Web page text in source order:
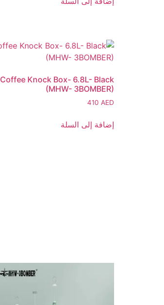
Coffee Knock Box- 6.8L- Black
(MHW- 3BOMBER)
410 AED
إضافة إلى السلة